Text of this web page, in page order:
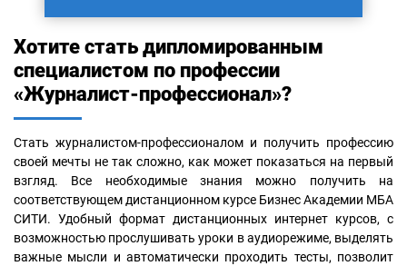
Хотите стать дипломированным
специалистом по профессии
«Журналист-профессионал»?
Стать журналистом-профессионалом и получить профессию
своей мечты не так сложно, как может показаться на первый
взгляд. Все необходимые знания можно получить на
соответствующем дистанционном курсе Бизнес Академии МБА
СИТИ. Удобный формат дистанционных интернет курсов, с
возможностью прослушивать уроки в аудиорежиме, выделять
важные мысли и автоматически проходить тесты, позволит